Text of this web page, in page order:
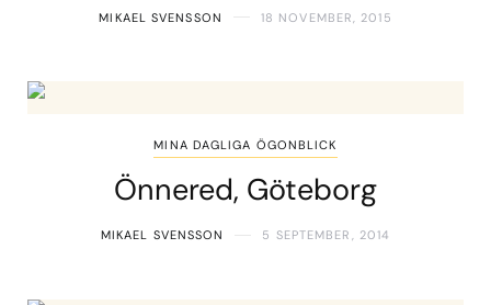
MIKAEL SVENSSON 18 NOVEMBER, 2015
MINA DAGLIGA ÖGONBLICK
Önnered, Göteborg
MIKAEL SVENSSON 5 SEPTEMBER, 2014